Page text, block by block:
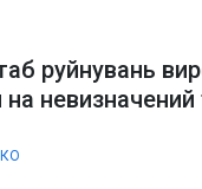
руйнувань
невизначений